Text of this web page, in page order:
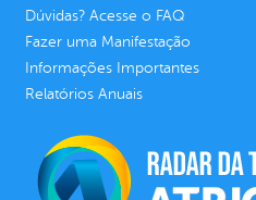
Dúvidas? Acesse o FAQ
Fazer uma Manifestação
Informações Importantes
Relatórios Anuais